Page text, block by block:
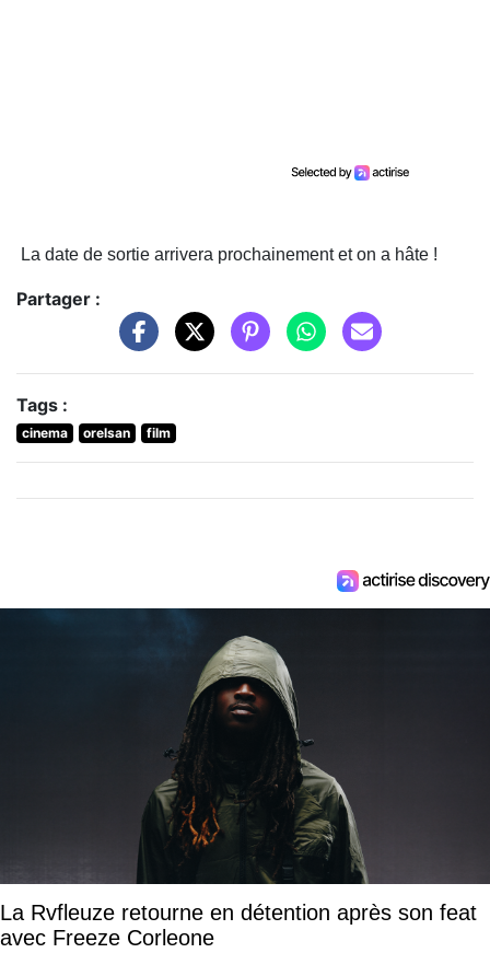
La date de sortie arrivera prochainement et on a hâte !
Partager :
Tags :
cinema orelsan film
La Rvfleuze retourne en détention après son feat
avec Freeze Corleone